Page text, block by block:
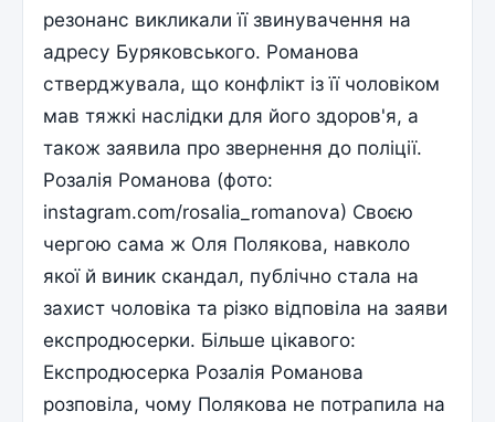
резонанс викликали її звинувачення на
адресу Буряковського. Романова
стверджувала, що конфлікт із її чоловіком
мав тяжкі наслідки для його здоров'я, а
також заявила про звернення до поліції.
Розалія Романова (фото:
instagram.com/rosalia_romanova) Своєю
чергою сама ж Оля Полякова, навколо
якої й виник скандал, публічно стала на
захист чоловіка та різко відповіла на заяви
експродюсерки. Більше цікавого:
Експродюсерка Розалія Романова
розповіла, чому Полякова не потрапила на